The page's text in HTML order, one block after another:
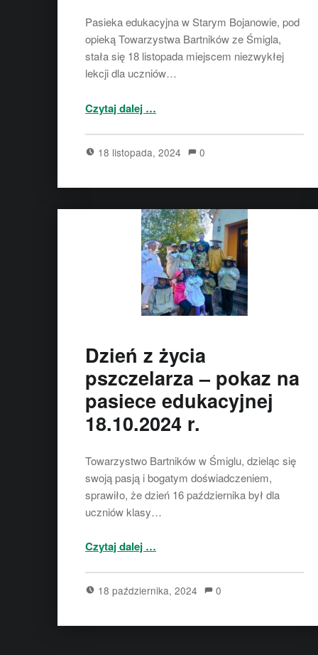
Pasieka edukacyjna w Starym Bojanowie, pod
opieką Towarzystwa Bartników ze Śmigla,
stała się 18 listopada miejscem niezwykłej
lekcji dla uczniów…
Czytaj dalej …
18 listopada, 2024 0
Dzień z życia
pszczelarza – pokaz na
pasiece edukacyjnej
18.10.2024 r.
Towarzystwo Bartników w Śmiglu, dzieląc się
swoją pasją i bogatym doświadczeniem,
sprawiło, że dzień 16 października był dla
uczniów klasy…
Czytaj dalej …
18 października, 2024 0